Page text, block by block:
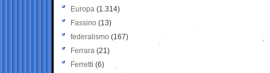
Europa (1.314)
Fassino (13)
federalismo (167)
Ferrara (21)
Ferretti (6)